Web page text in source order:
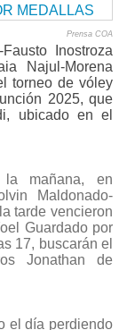
Prensa COA
Inostroza
Najul-Morena
torneo de vóley
2025, que
ubicado en el
la mañana, en
Maldonado-
tarde vencieron
Guardado por
17, buscarán el
Jonathan de
el día perdiendo